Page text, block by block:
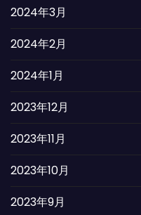
2024年3月
2024年2月
2024年1月
2023年12月
2023年11月
2023年10月
2023年9月